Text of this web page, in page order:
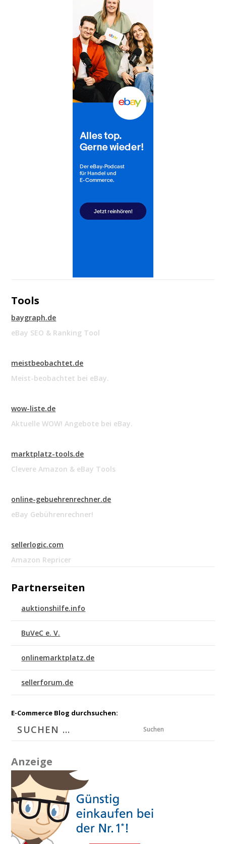
Tools
baygraph.de
eBay SEO & Ranking Tool
meistbeobachtet.de
Meist-beobachtet bei eBay.
wow-liste.de
Aktuelle WOW! Angebote bei eBay.
marktplatz-tools.de
Clevere Amazon & eBay Tools
online-gebuehrenrechner.de
eBay Gebührenrechner!
sellerlogic.com
Amazon Repricer
Partnerseiten
auktionshilfe.info
BuVeC e. V.
onlinemarktplatz.de
sellerforum.de
E-Commerce Blog durchsuchen:
Suchen
Anzeige